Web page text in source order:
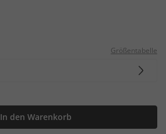
Größentabelle
In den Warenkorb